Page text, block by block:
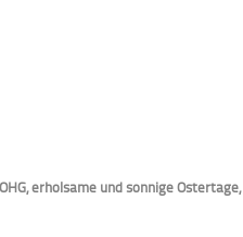
erholsame und sonnige Ostertage,